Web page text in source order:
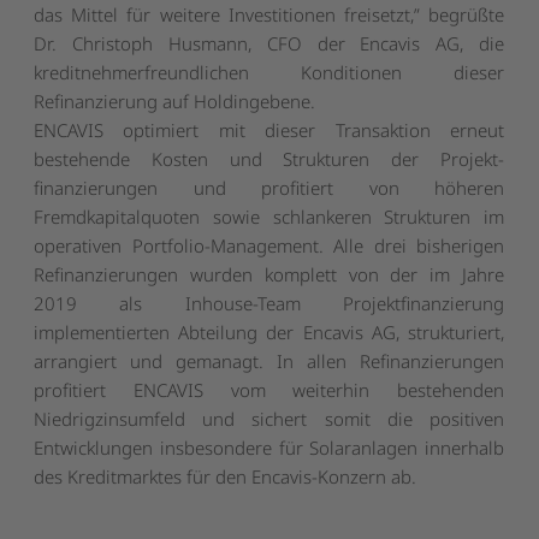
das Mittel für weitere Investitionen freisetzt,” begrüßte
Dr. Christoph Husmann, CFO der Encavis AG, die
kreditnehmerfreundlichen Konditionen dieser
Refinanzierung auf Holdingebene.
ENCAVIS optimiert mit dieser Transaktion erneut
bestehende Kosten und Strukturen der Projekt-
finanzierungen und profitiert von höheren
Fremdkapitalquoten sowie schlankeren Strukturen im
operativen Portfolio-Management. Alle drei bisherigen
Refinanzierungen wurden komplett von der im Jahre
2019 als Inhouse-Team Projektfinanzierung
implementierten Abteilung der Encavis AG, strukturiert,
arrangiert und gemanagt. In allen Refinanzierungen
profitiert ENCAVIS vom weiterhin bestehenden
Niedrigzinsumfeld und sichert somit die positiven
Entwicklungen insbesondere für Solaranlagen innerhalb
des Kreditmarktes für den Encavis-Konzern ab.